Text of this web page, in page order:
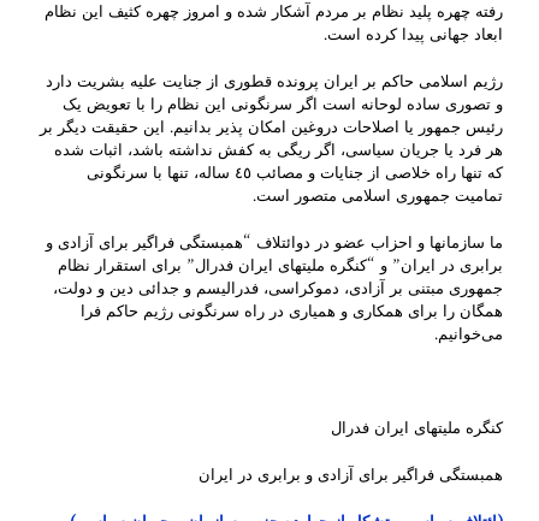
رفته چهره پلید نظام بر مردم آشکار شده و امروز چهره کثیف این نظام
ابعاد جهانی پیدا کرده است.
رژیم اسلامی حاکم بر ایران پرونده قطوری از جنایت علیه بشریت دارد
و تصوری ساده لوحانه است اگر سرنگونی این نظام را با تعویض یک
رئیس جمهور یا اصلاحات دروغین امکان پذیر بدانیم. این حقیقت دیگر بر
هر فرد یا جریان سیاسی، اگر ریگی به کفش نداشته باشد، اثبات شده
که تنها راه خلاصی از جنایات و مصائب ٤٥ ساله، تنها با سرنگونی
تمامیت جمهوری اسلامی متصور است.
ما سازمانها و احزاب عضو در دوائتلاف “همبستگی فراگیر برای آزادی و
برابری در ایران” و “کنگره ملیتهای ایران فدرال” برای استقرار نظام
جمهوری مبتنی بر آزادی، دموکراسی، فدرالیسم و جدائی دین و دولت،
همگان را برای همکاری و همیاری در راه سرنگونی رژیم حاکم فرا
می‌خوانیم.
کنگره ملیتهای ایران فدرال
همبستگی فراگیر برای آزادی و برابری در ایران